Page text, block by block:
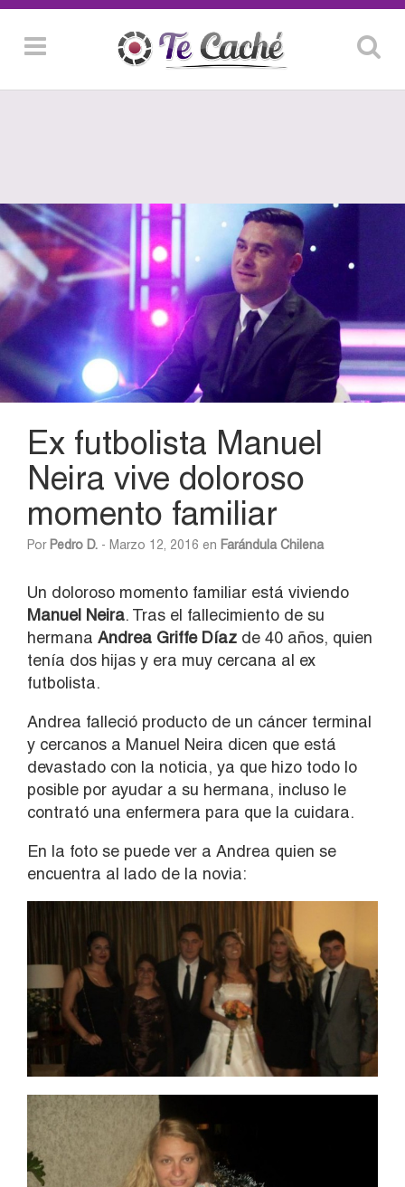
Ex futbolista Manuel
Neira vive doloroso
momento familiar
Por Pedro D. - Marzo 12, 2016 en Farándula Chilena
Un doloroso momento familiar está viviendo
Manuel Neira. Tras el fallecimiento de su
hermana Andrea Griffe Díaz de 40 años, quien
tenía dos hijas y era muy cercana al ex
futbolista.
Andrea falleció producto de un cáncer terminal
y cercanos a Manuel Neira dicen que está
devastado con la noticia, ya que hizo todo lo
posible por ayudar a su hermana, incluso le
contrató una enfermera para que la cuidara.
En la foto se puede ver a Andrea quien se
encuentra al lado de la novia: